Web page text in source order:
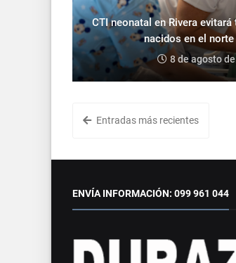
CTI neonatal en Rivera
nacidos en el
8 de agosto
Entradas más recientes
ENVÍA INFORMACIÓN: 099 961 044